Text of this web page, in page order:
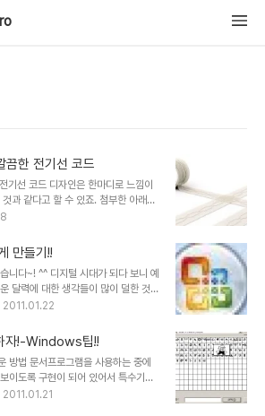
끔한 전기선 코드
기선 코드 디자인은 한마디로 느낌이
과 같다고 할 수 있죠. 첨부한 아래의
게 적용되는지 바로 감이 옵니다. 그
퓨터 주위의 온통 지저분하니 너저분
번에 깔끔히 정리될 수도 있겠다는 생
전환이라는 건 진정으로 이런 것이 아
을 보면서 최근 가정에 설치되는 삼파
이 설치된 형태와 과거 갓이 씌어져 있
않을 ..
만들기!!
니다~! ^^ 디지털 시대가 되다 보니 예
달력에 대한 생각들이 많이 덜한 것은
령 기념 달력이라던지, 무한도전 등
과는 다르게 나만의 달력이랄까요?
달력을 만들고자 하는 마음들은 과거
래서 요즘은 달력도 맞춤형으로 제작
만 이렇게 별도의 돈을 들이는 것 말
들에게 작은 선물로 나누어 주는 것도
2011.01.22
자!-Windows팁!!
방법 문서프로그램을 사용하는 중에
이도록 구현이 되어 있어서 특수기호
없습니다. 또한 대부분의 웹상의 블로
2011.01.21